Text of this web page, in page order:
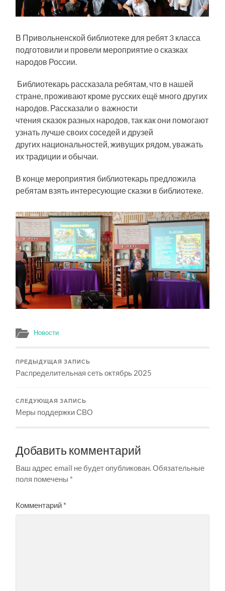
В Привольненской библиотеке для ребят 3 класса
подготовили и провели мероприятие о сказках
народов России.
Библиотекарь рассказала ребятам, что в нашей
стране, проживают кроме русских ещё много других
народов. Рассказали о важности
чтения сказок разных народов, так как они помогают
узнать лучше своих соседей и друзей
других национальностей, живущих рядом, уважать
их традиции и обычаи.
В конце мероприятия библиотекарь предложила
ребятам взять интересующие сказки в библиотеке.
Новости
ПРЕДЫДУЩАЯ ЗАПИСЬ
Распределительная сеть октябрь 2025
СЛЕДУЮЩАЯ ЗАПИСЬ
Меры поддержки СВО
Добавить комментарий
Ваш адрес email не будет опубликован. Обязательные
поля помечены *
Комментарий *